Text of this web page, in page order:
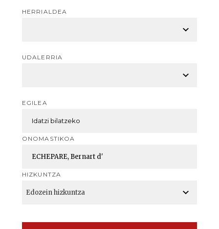
HERRIALDEA
UDALERRIA
EGILEA
ONOMASTIKOA
HIZKUNTZA